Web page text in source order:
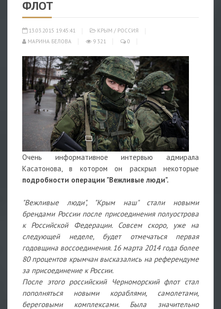
ФЛОТ
13.03.2015 19:45:41 КРЫМ / РОССИЯ
МАРИНА БЕЛОВА
9 321 0
Очень информативное интервью адмирала
Касатонова, в котором он раскрыл некоторые
подробности операции "Вежливые люди".
"Вежливые люди", "Крым наш" стали новыми
брендами России после присоединения полуострова
к Российской Федерации. Совсем скоро, уже на
следующей неделе, будет отмечаться первая
годовщина воссоединения. 16 марта 2014 года более
80 процентов крымчан высказались на референдуме
за присоединение к России.
После этого российский Черноморский флот стал
пополняться новыми кораблями, самолетами,
береговыми комплексами. Была значительно